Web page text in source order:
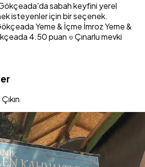
sabah keyfini yerel
isteyenler için bir seçenek.
Yeme & İçme İmroz Yeme &
4.50 puan location_on Çınarlu mevki